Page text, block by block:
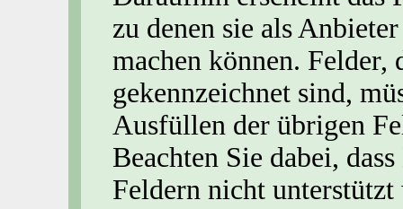
zu denen sie als
machen können. Felder,
gekennzeichnet sind,
Ausfüllen der übrigen
Beachten Sie dabei,
Feldern nicht